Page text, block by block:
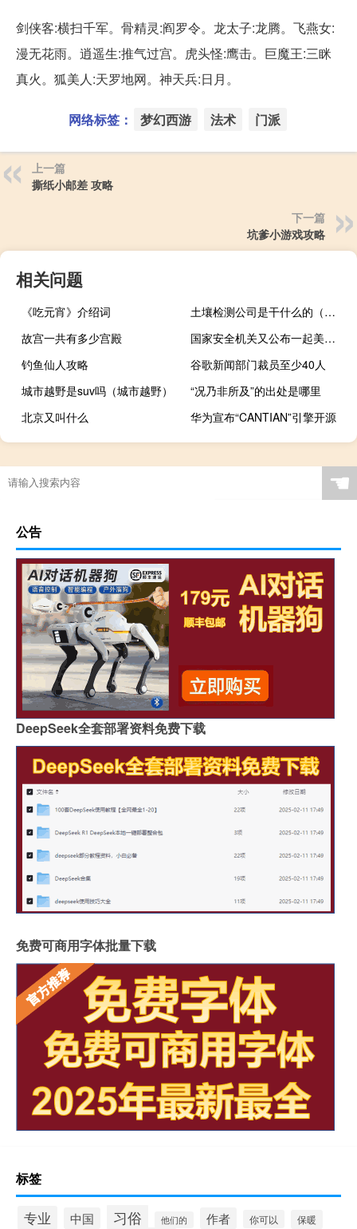
剑侠客:横扫千军。骨精灵:阎罗令。龙太子:龙腾。飞燕女:
漫无花雨。逍遥生:推气过宫。虎头怪:鹰击。巨魔王:三眯
真火。狐美人:天罗地网。神天兵:日月。
网络标签： 梦幻西游 法术 门派
上一篇
撕纸小邮差 攻略
下一篇
坑爹小游戏攻略
相关问题
《吃元宵》介绍词
土壤检测公司是干什么的（土壤检测公司资质）
故宫一共有多少宫殿
国家安全机关又公布一起美国中央情报局间谍案
钓鱼仙人攻略
谷歌新闻部门裁员至少40人
城市越野是suv吗（城市越野）
“况乃非所及”的出处是哪里
北京又叫什么
华为宣布“CANTIAN”引擎开源
☚
公告
DeepSeek全套部署资料免费下载
免费可商用字体批量下载
标签
专业 中国 习俗 他们的 作者 你可以 保暖